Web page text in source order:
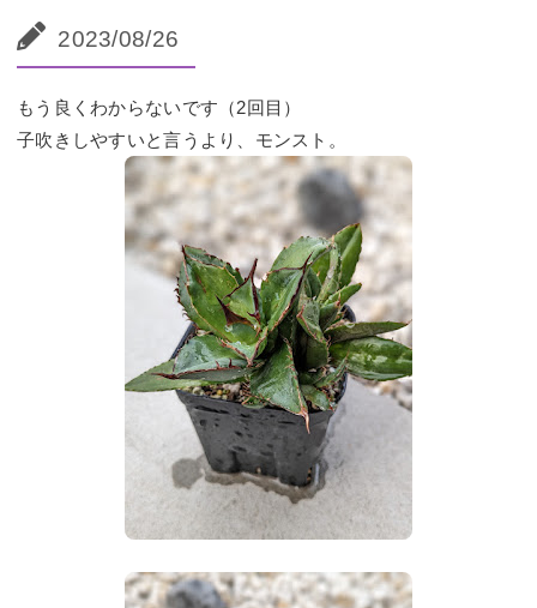
2023/08/26
もう良くわからないです（2回目）
子吹きしやすいと言うより、モンスト。